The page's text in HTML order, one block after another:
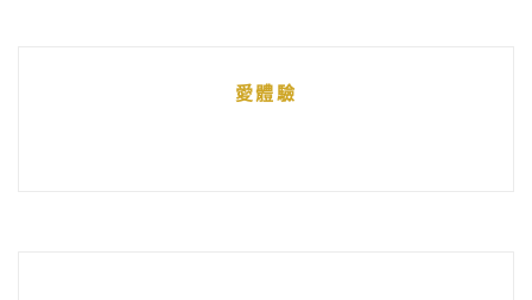
愛體驗